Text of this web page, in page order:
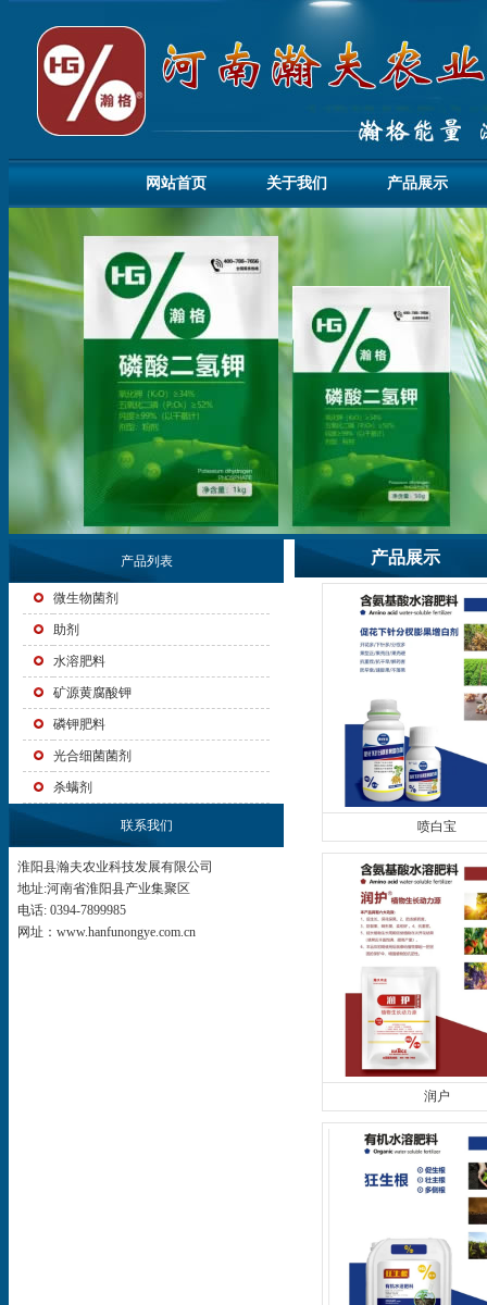
网站首页 关于我们 产品展示
产品列表
微生物菌剂
助剂
水溶肥料
矿源黄腐酸钾
磷钾肥料
光合细菌菌剂
杀螨剂
联系我们
淮阳县瀚夫农业科技发展有限公司
地址:河南省淮阳县产业集聚区
电话: 0394-7899985
网址：www.hanfunongye.com.cn
产品展示
喷白宝
润户